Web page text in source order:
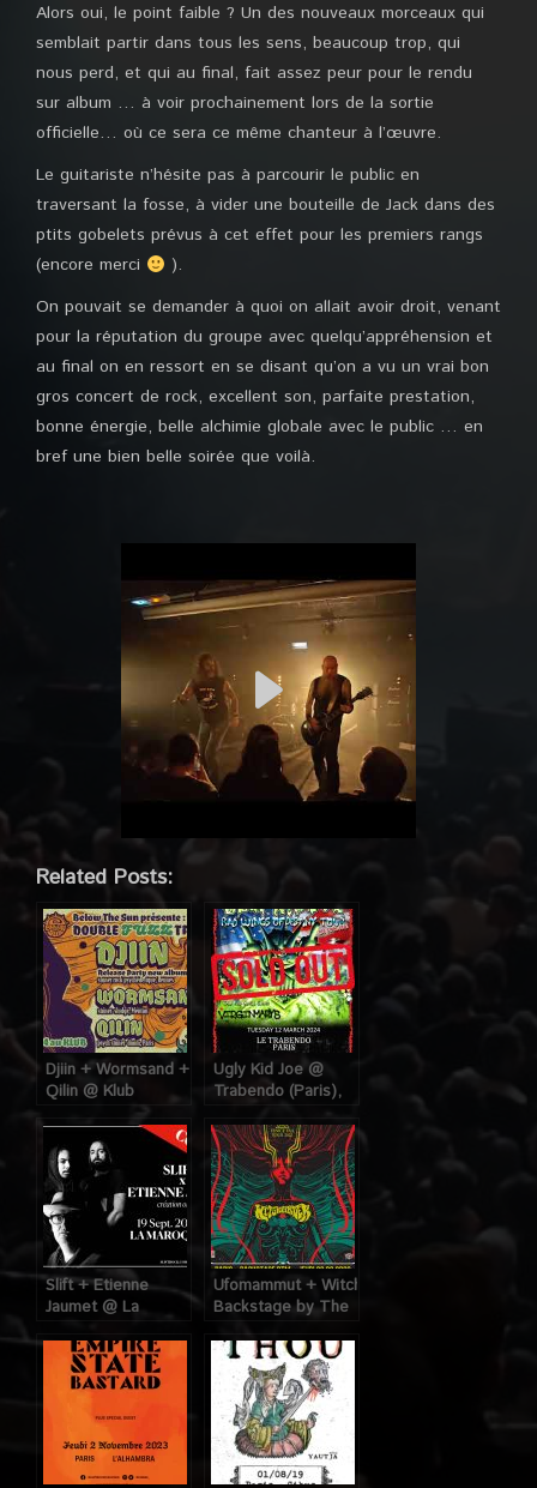
Alors oui, le point faible ? Un des nouveaux morceaux qui
semblait partir dans tous les sens, beaucoup trop, qui
nous perd, et qui au final, fait assez peur pour le rendu
sur album … à voir prochainement lors de la sortie
officielle… où ce sera ce même chanteur à l’œuvre.
Le guitariste n’hésite pas à parcourir le public en
traversant la fosse, à vider une bouteille de Jack dans des
ptits gobelets prévus à cet effet pour les premiers rangs
(encore merci
).
On pouvait se demander à quoi on allait avoir droit, venant
pour la réputation du groupe avec quelqu’appréhension et
au final on en ressort en se disant qu’on a vu un vrai bon
gros concert de rock, excellent son, parfaite prestation,
bonne énergie, belle alchimie globale avec le public … en
bref une bien belle soirée que voilà.
Related Posts:
Djiin + Wormsand +
Qilin @ Klub
(Paris), le 1er Mai
2024
Ugly Kid Joe @
Trabendo (Paris),
le 12 Mars 2024
Slift + Etienne
Jaumet @ La
(Paris), le 19
Septembre 2022
Ufomammut + Witchfinder @
Backstage by The
Mills (Paris), le 22
Septembre 2022